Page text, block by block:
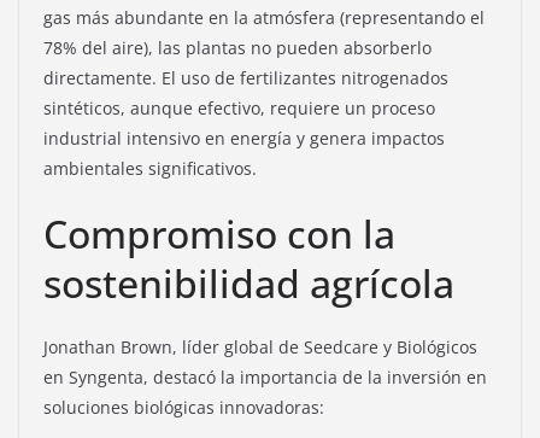
gas más abundante en la atmósfera (representando el
78% del aire), las plantas no pueden absorberlo
directamente. El uso de fertilizantes nitrogenados
sintéticos, aunque efectivo, requiere un proceso
industrial intensivo en energía y genera impactos
ambientales significativos.
Compromiso con la
sostenibilidad agrícola
Jonathan Brown, líder global de Seedcare y Biológicos
en Syngenta, destacó la importancia de la inversión en
soluciones biológicas innovadoras: